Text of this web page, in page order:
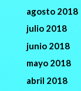
agosto 2018
julio 2018
junio 2018
mayo 2018
abril 2018